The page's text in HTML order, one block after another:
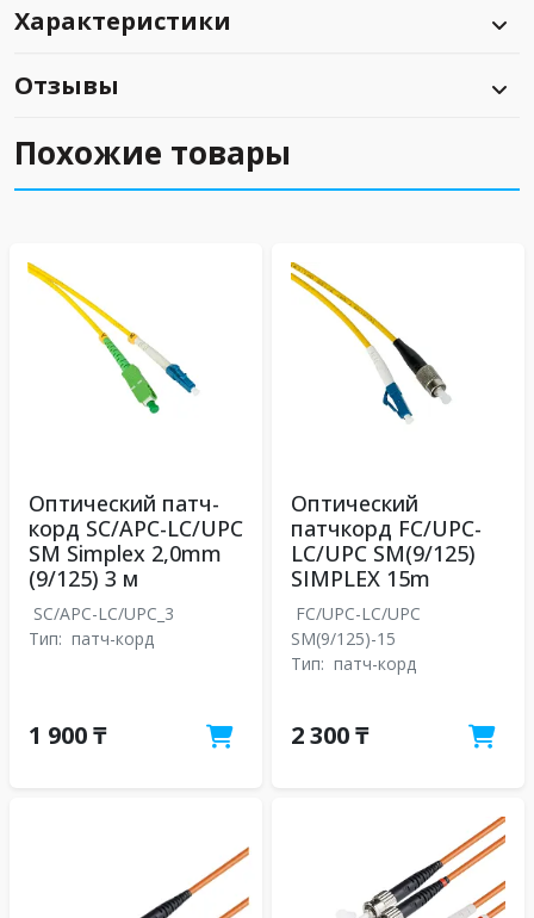
Характеристики
Отзывы
Похожие товары
Оптический патч-
корд SC/APC-LC/UPC
SM Simplex 2,0mm
(9/125) 3 м
SC/APC-LC/UPC_3
Тип: патч-корд
1 900 ₸
Оптический
патчкорд FC/UPC-
LC/UPC SM(9/125)
SIMPLEX 15m
FC/UPC-LC/UPC
SM(9/125)-15
Тип: патч-корд
2 300 ₸